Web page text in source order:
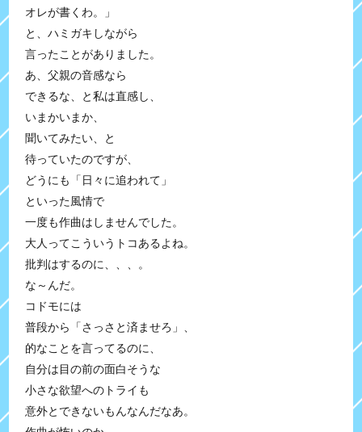
オレが書くわ。」
と、ハミガキしながら
言ったことがありました。
あ、父親の音感なら
できるな、と私は直感し、
いまかいまか、
聞いてみたい、と
待っていたのですが、
どうにも「日々に追われて」
といった風情で
一度も作曲はしませんでした。
大人ってこういうトコあるよね。
批判はするのに、、、。
な～んだ。
コドモには
普段から「さっさと済ませろ」、
的なことを言ってるのに、
自分は目の前の面白そうな
小さな欲望へのトライも
意外とできないもんなんだなあ。